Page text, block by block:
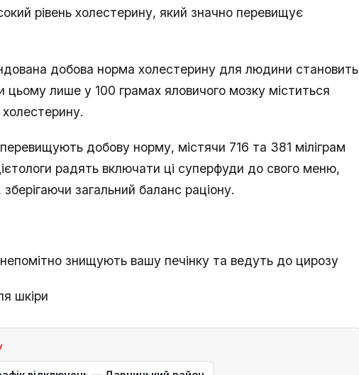
рівень холестерину, який значно перевищує
добова норма холестерину для людини становить
цьому лише у 100 грамах яловичого мозку міститься
холестерину.
добову норму, містячи 716 та 381 міліграм
радять включати ці суперфуди до свого меню,
загальний баланс раціону.
непомітно знищують вашу печінку та ведуть до цирозу
шкіри